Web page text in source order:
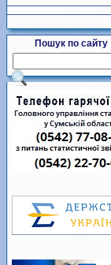
Пошук по сайту